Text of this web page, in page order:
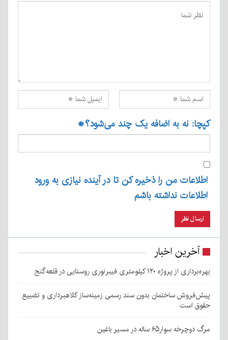
کپچا: نه به اضافه یک چند می‌شود؟*
اطلاعات من را ذخیره کن تا در آینده نیازی به ورود
اطلاعات نداشته باشم
آخرین اخبار
بهره‌برداری از پروژه ۱۲۰ کیلومتری فیبرنوری روستایی در قلعه‌گنج
پیش‌فروش ساختمان بدون سند رسمی زمینه‌ساز کلاهبرداری و تضییع
حقوق است
مرگ دوچرخه سوار۶۵ ساله در مسیر باغین